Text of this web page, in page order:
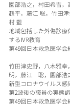
園部浩之，村田希吉
赳平，藤江 聡，竹田
村 藍
地域包括した外傷診
するIVR教育
第49回日本救急医学会
竹田津史野，八木雅
明，藤江　聡，園部
新型コロナウイルス感
第2波後の職員の実態
第49回日本救急医学会